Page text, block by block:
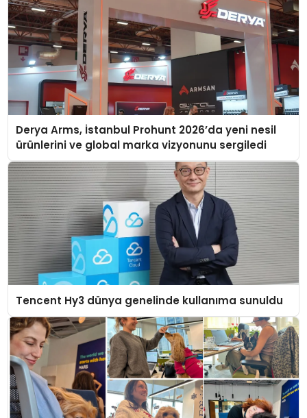
Derya Arms, İstanbul Prohunt 2026’da yeni nesil
ürünlerini ve global marka vizyonunu sergiledi
Tencent Hy3 dünya genelinde kullanıma sunuldu